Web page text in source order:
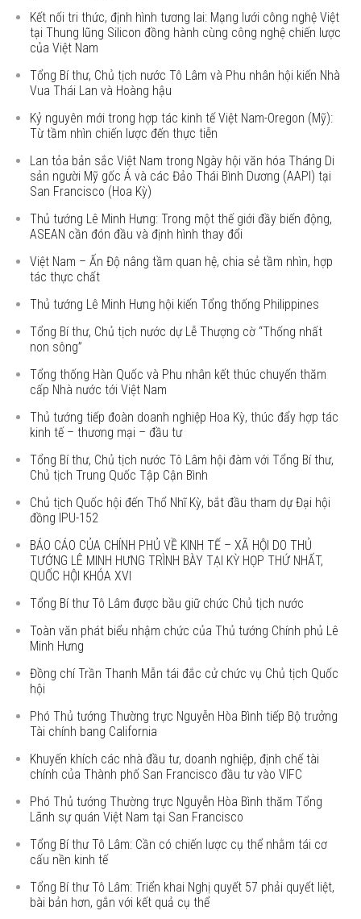
Kết nối tri thức, định hình tương lai: Mạng lưới công nghệ Việt
tại Thung lũng Silicon đồng hành cùng công nghệ chiến lược
của Việt Nam
Tổng Bí thư, Chủ tịch nước Tô Lâm và Phu nhân hội kiến Nhà
Vua Thái Lan và Hoàng hậu
Kỷ nguyên mới trong hợp tác kinh tế Việt Nam-Oregon (Mỹ):
Từ tầm nhìn chiến lược đến thực tiễn
Lan tỏa bản sắc Việt Nam trong Ngày hội văn hóa Tháng Di
sản người Mỹ gốc Á và các Đảo Thái Bình Dương (AAPI) tại
San Francisco (Hoa Kỳ)
Thủ tướng Lê Minh Hưng: Trong một thế giới đầy biến động,
ASEAN cần đón đầu và định hình thay đổi
Việt Nam – Ấn Độ nâng tầm quan hệ, chia sẻ tầm nhìn, hợp
tác thực chất
Thủ tướng Lê Minh Hưng hội kiến Tổng thống Philippines
Tổng Bí thư, Chủ tịch nước dự Lễ Thượng cờ “Thống nhất
non sông”
Tổng thống Hàn Quốc và Phu nhân kết thúc chuyến thăm
cấp Nhà nước tới Việt Nam
Thủ tướng tiếp đoàn doanh nghiệp Hoa Kỳ, thúc đẩy hợp tác
kinh tế – thương mại – đầu tư
Tổng Bí thư, Chủ tịch nước Tô Lâm hội đàm với Tổng Bí thư,
Chủ tịch Trung Quốc Tập Cận Bình
Chủ tịch Quốc hội đến Thổ Nhĩ Kỳ, bắt đầu tham dự Đại hội
đồng IPU-152
BÁO CÁO CỦA CHÍNH PHỦ VỀ KINH TẾ – XÃ HỘI DO THỦ
TƯỚNG LÊ MINH HƯNG TRÌNH BÀY TẠI KỲ HỌP THỨ NHẤT,
QUỐC HỘI KHÓA XVI
Tổng Bí thư Tô Lâm được bầu giữ chức Chủ tịch nước
Toàn văn phát biểu nhậm chức của Thủ tướng Chính phủ Lê
Minh Hưng
Đồng chí Trần Thanh Mẫn tái đắc cử chức vụ Chủ tịch Quốc
hội
Phó Thủ tướng Thường trực Nguyễn Hòa Bình tiếp Bộ trưởng
Tài chính bang California
Khuyến khích các nhà đầu tư, doanh nghiệp, định chế tài
chính của Thành phố San Francisco đầu tư vào VIFC
Phó Thủ tướng Thường trực Nguyễn Hòa Bình thăm Tổng
Lãnh sự quán Việt Nam tại San Francisco
Tổng Bí thư Tô Lâm: Cần có chiến lược cụ thể nhằm tái cơ
cấu nền kinh tế
Tổng Bí thư Tô Lâm: Triển khai Nghị quyết 57 phải quyết liệt,
bài bản hơn, gắn với kết quả cụ thể